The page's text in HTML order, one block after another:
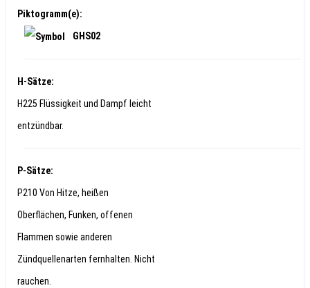
Piktogramm(e):
GHS02
H-Sätze:
H225 Flüssigkeit und Dampf leicht
entzündbar.
P-Sätze:
P210 Von Hitze, heißen
Oberflächen, Funken, offenen
Flammen sowie anderen
Zündquellenarten fernhalten. Nicht
rauchen.